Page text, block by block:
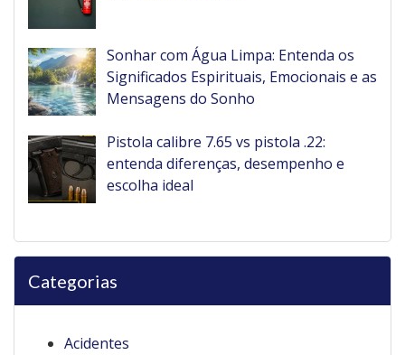
Sonhar com Água Limpa: Entenda os
Significados Espirituais, Emocionais e as
Mensagens do Sonho
Pistola calibre 7.65 vs pistola .22:
entenda diferenças, desempenho e
escolha ideal
Categorias
Acidentes